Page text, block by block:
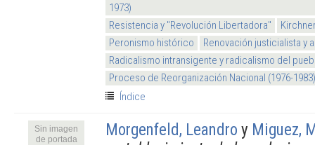
1973)
Resistencia y "Revolución Libertadora"
Peronismo histórico
Renovación justicialista y
Radicalismo intransigente y radicalismo del
Proceso de Reorganización Nacional (1976-1983)
Índice
Sin imagen
de portada
Morgenfeld, Leandro y Miguez,